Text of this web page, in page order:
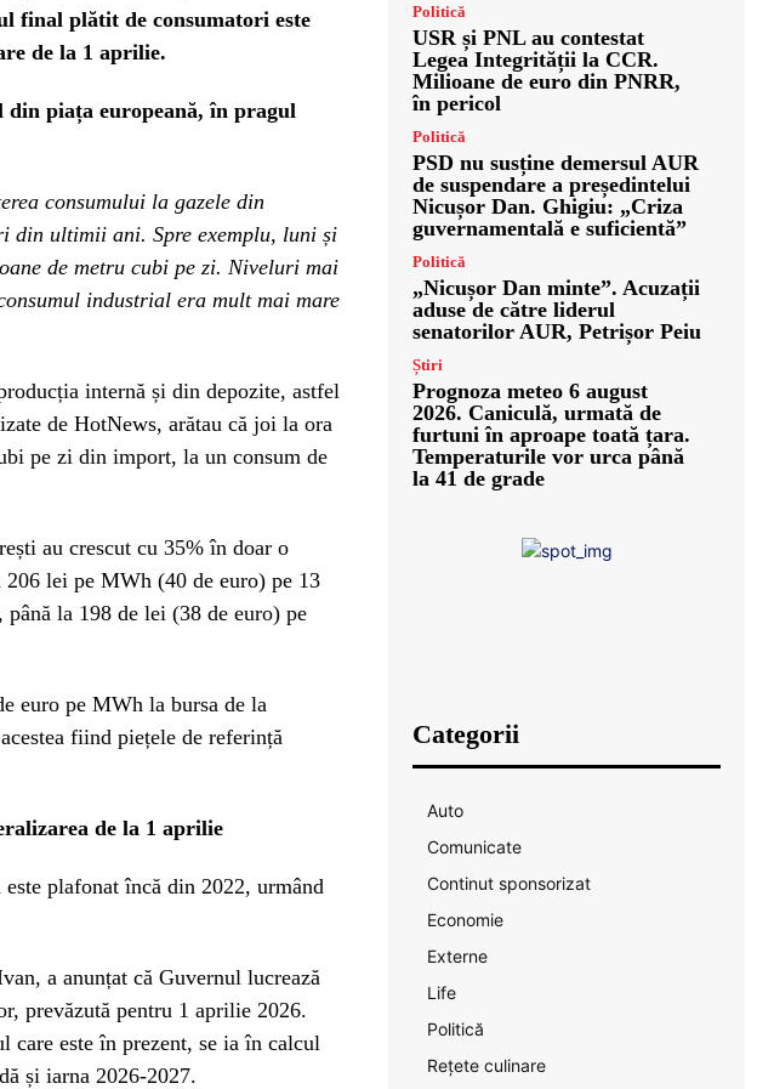
final plătit de consumatori este
de la 1 aprilie.
din piața europeană, în pragul
consumului la gazele din
din ultimii ani. Spre exemplu, luni și
de metru cubi pe zi. Niveluri mai
industrial era mult mai mare
internă și din depozite, astfel
de HotNews, arătau că joi la ora
pe zi din import, la un consum de
au crescut cu 35% în doar o
lei pe MWh (40 de euro) pe 13
la 198 de lei (38 de euro) pe
euro pe MWh la bursa de la
fiind piețele de referință
de la 1 aprilie
plafonat încă din 2022, urmând
a anunțat că Guvernul lucrează
prevăzută pentru 1 aprilie 2026.
care este în prezent, se ia în calcul
și iarna 2026-2027.
Politică
USR și PNL au contestat
Legea Integrității la CCR.
Milioane de euro din PNRR,
în pericol
Politică
PSD nu susține demersul AUR
de suspendare a președintelui
Nicușor Dan. Ghigiu: „Criza
guvernamentală e suficientă”
Politică
„Nicușor Dan minte”. Acuzații
aduse de către liderul
senatorilor AUR, Petrișor Peiu
Știri
Prognoza meteo 6 august
2026. Caniculă, urmată de
furtuni în aproape toată țara.
Temperaturile vor urca până
la 41 de grade
Categorii
Auto
Comunicate
Continut sponsorizat
Economie
Externe
Life
Politică
Rețete culinare